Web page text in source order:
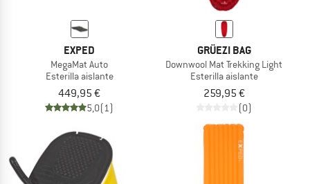
EXPED
MegaMat Auto
Esterilla aislante
449,95 €
5,0(1)
GRÜEZI BAG
Downwool Mat Trekking Light
Esterilla aislante
259,95 €
(0)